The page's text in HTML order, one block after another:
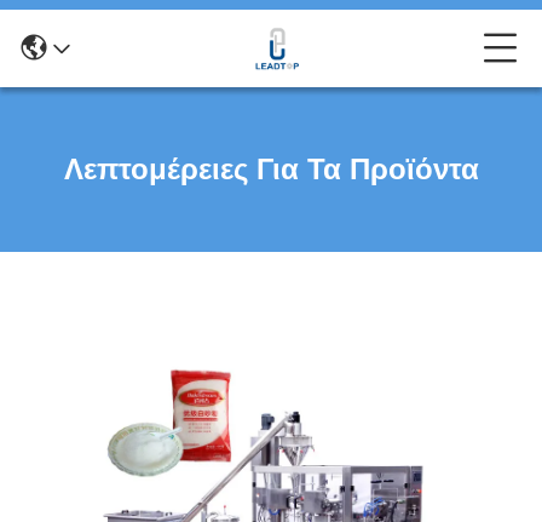
Λεπτομέρειες Για Τα Προϊόντα